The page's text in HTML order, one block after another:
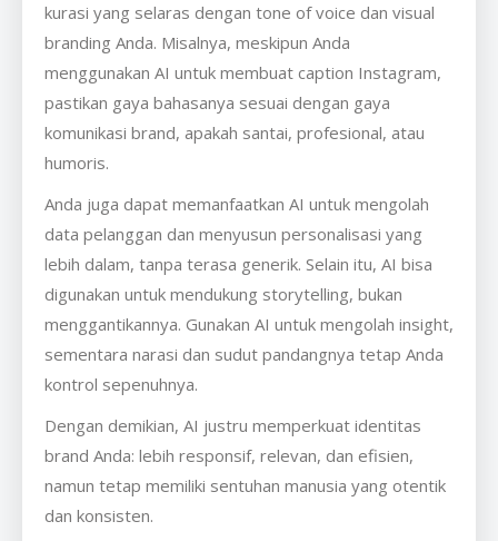
kurasi yang selaras dengan tone of voice dan visual
branding Anda. Misalnya, meskipun Anda
menggunakan AI untuk membuat caption Instagram,
pastikan gaya bahasanya sesuai dengan gaya
komunikasi brand, apakah santai, profesional, atau
humoris.
Anda juga dapat memanfaatkan AI untuk mengolah
data pelanggan dan menyusun personalisasi yang
lebih dalam, tanpa terasa generik. Selain itu, AI bisa
digunakan untuk mendukung storytelling, bukan
menggantikannya. Gunakan AI untuk mengolah insight,
sementara narasi dan sudut pandangnya tetap Anda
kontrol sepenuhnya.
Dengan demikian, AI justru memperkuat identitas
brand Anda: lebih responsif, relevan, dan efisien,
namun tetap memiliki sentuhan manusia yang otentik
dan konsisten.